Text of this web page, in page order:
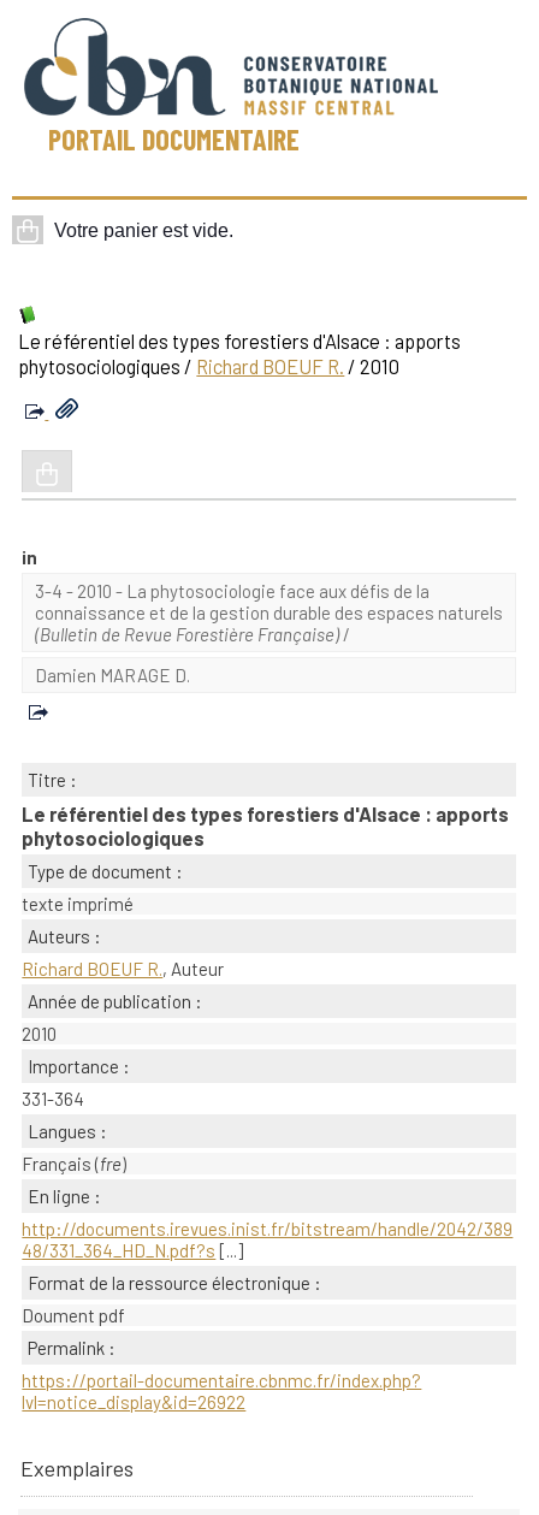
PORTAIL DOCUMENTAIRE
Le référentiel des types forestiers d'Alsace : apports
phytosociologiques / Richard BOEUF R. / 2010
in
3-4 - 2010 - La phytosociologie face aux défis de la
connaissance et de la gestion durable des espaces naturels
(Bulletin de Revue Forestière Française)/
Damien MARAGE D.
Titre :
Le référentiel des types forestiers d'Alsace : apports
phytosociologiques
Type de document :
texte imprimé
Auteurs :
Richard BOEUF R., Auteur
Année de publication :
2010
Importance :
331-364
Langues :
Français (fre)
En ligne :
http://documents.irevues.inist.fr/bitstream/handle/2042/389
48/331_364_HD_N.pdf?s [...]
Format de la ressource électronique :
Doument pdf
Permalink :
https://portail-documentaire.cbnmc.fr/index.php?
lvl=notice_display&id=26922
Exemplaires